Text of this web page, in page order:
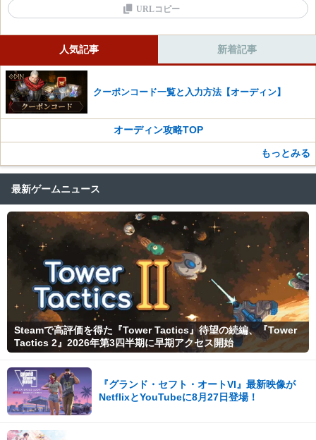
加工石
恵みの瞬間移動の呪文書
瞬間移動の呪文書
輝くルーンボックス
金色の碑
グラムのハープ
URLコピー
人気記事 新着記事
クーポンコード一覧と入力方法【オーディン】
オーディン攻略TOP
もっとみる
最新ゲームニュース
Steamで高評価を得た『Tower Tactics』待望の続編、『Tower
Tactics 2』2026年第3四半期に早期アクセス開始
『グランド・セフト・オートVI』最新映像が
NetflixとYouTubeに8月27日登場！